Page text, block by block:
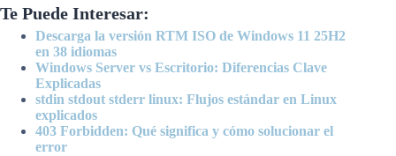
Te Puede Interesar:
Descarga la versión RTM ISO de Windows 11 25H2
en 38 idiomas
Windows Server vs Escritorio: Diferencias Clave
Explicadas
stdin stdout stderr linux: Flujos estándar en Linux
explicados
403 Forbidden: Qué significa y cómo solucionar el
error